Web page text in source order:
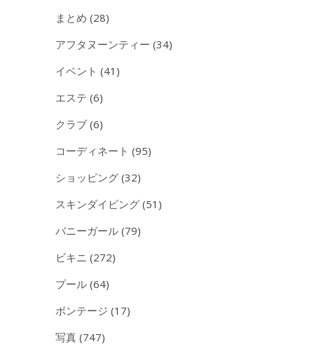
まとめ (28)
アフタヌーンティー (34)
イベント (41)
エステ (6)
クラブ (6)
コーディネート (95)
ショッピング (32)
スキンダイビング (51)
バニーガール (79)
ビキニ (272)
プール (64)
ボンテージ (17)
写真 (747)